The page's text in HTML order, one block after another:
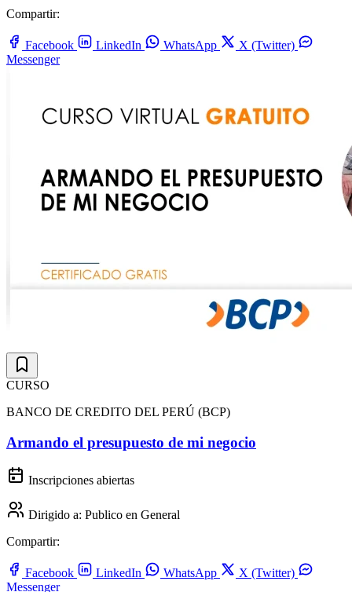
Compartir:
Facebook LinkedIn WhatsApp
X (Twitter)
Messenger
CURSO
BANCO DE CREDITO DEL PERÚ (BCP)
Armando el presupuesto de mi negocio
Inscripciones abiertas
Dirigido a: Publico en General
Compartir:
Facebook LinkedIn WhatsApp
X (Twitter)
Messenger